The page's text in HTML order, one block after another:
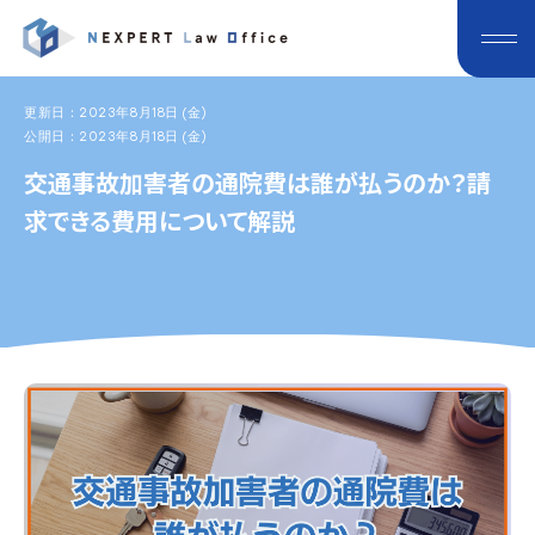
更新日：2023年8月18日 (金)
公開日：2023年8月18日 (金)
交通事故加害者の通院費は誰が払うのか？請
求できる費用について解説